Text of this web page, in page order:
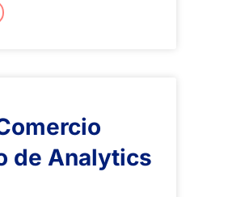
de Analytics